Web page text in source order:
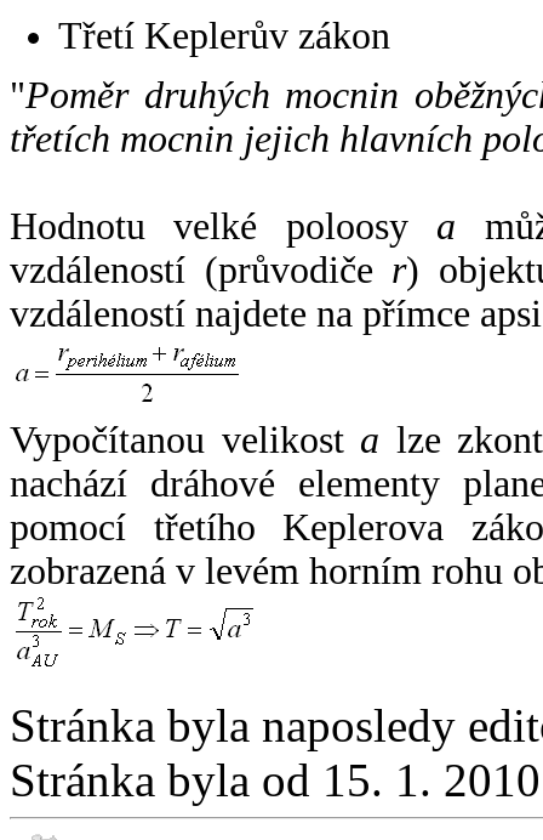
Třetí Keplerův zákon
"Poměr druhých mocnin
třetích mocnin jejich hlavních
Hodnotu velké poloosy a
vzdáleností (průvodiče r)
vzdáleností najdete na přímce
Vypočítanou velikost a lze
nachází dráhové elementy
pomocí třetího Keplerova
zobrazená v levém horním rohu
Stránka byla naposledy
Stránka byla od 15. 1.